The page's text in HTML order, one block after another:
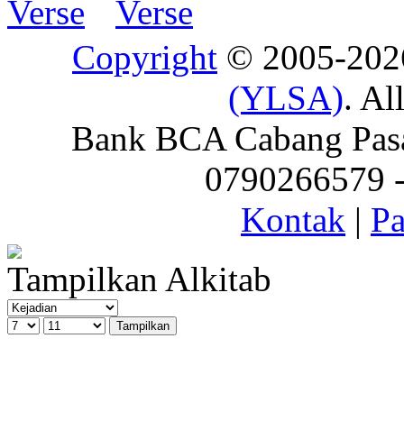
Copyright © 2005-
(YLSA).
Bank BCA Cabang
0790266579
Kontak |
Tampilkan Alkitab